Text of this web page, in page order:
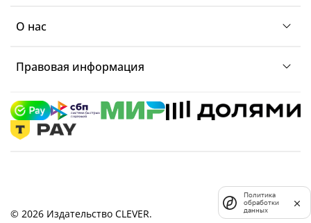
О нас
Правовая информация
© 2026 Издательство CLEVER.
Политика
обработки
данных